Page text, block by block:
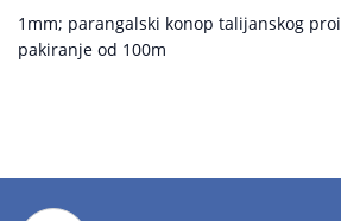
1mm; parangalski konop talijanskog
pakiranje od 100m